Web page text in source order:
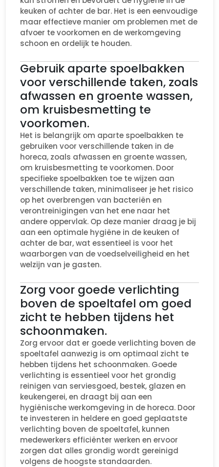
keuken of achter de bar. Het is een eenvoudige
maar effectieve manier om problemen met de
afvoer te voorkomen en de werkomgeving
schoon en ordelijk te houden.
Gebruik aparte spoelbakken
voor verschillende taken, zoals
afwassen en groente wassen,
om kruisbesmetting te
voorkomen.
Het is belangrijk om aparte spoelbakken te
gebruiken voor verschillende taken in de
horeca, zoals afwassen en groente wassen,
om kruisbesmetting te voorkomen. Door
specifieke spoelbakken toe te wijzen aan
verschillende taken, minimaliseer je het risico
op het overbrengen van bacteriën en
verontreinigingen van het ene naar het
andere oppervlak. Op deze manier draag je bij
aan een optimale hygiëne in de keuken of
achter de bar, wat essentieel is voor het
waarborgen van de voedselveiligheid en het
welzijn van je gasten.
Zorg voor goede verlichting
boven de spoeltafel om goed
zicht te hebben tijdens het
schoonmaken.
Zorg ervoor dat er goede verlichting boven de
spoeltafel aanwezig is om optimaal zicht te
hebben tijdens het schoonmaken. Goede
verlichting is essentieel voor het grondig
reinigen van serviesgoed, bestek, glazen en
keukengerei, en draagt bij aan een
hygiënische werkomgeving in de horeca. Door
te investeren in heldere en goed geplaatste
verlichting boven de spoeltafel, kunnen
medewerkers efficiënter werken en ervoor
zorgen dat alles grondig wordt gereinigd
volgens de hoogste standaarden.